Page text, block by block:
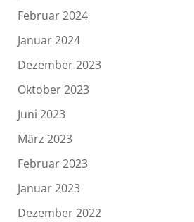
Februar 2024
Januar 2024
Dezember 2023
Oktober 2023
Juni 2023
März 2023
Februar 2023
Januar 2023
Dezember 2022